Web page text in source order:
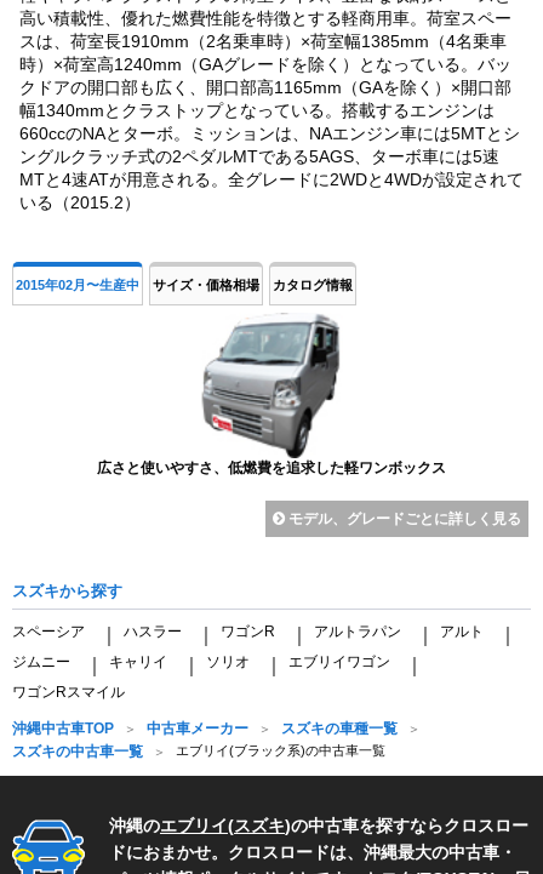
高い積載性、優れた燃費性能を特徴とする軽商用車。荷室スペー
スは、荷室長1910mm（2名乗車時）×荷室幅1385mm（4名乗車
時）×荷室高1240mm（GAグレードを除く）となっている。バッ
クドアの開口部も広く、開口部高1165mm（GAを除く）×開口部
幅1340mmとクラストップとなっている。搭載するエンジンは
660ccのNAとターボ。ミッションは、NAエンジン車には5MTとシ
ングルクラッチ式の2ペダルMTである5AGS、ターボ車には5速
MTと4速ATが用意される。全グレードに2WDと4WDが設定されて
いる（2015.2）
2015年02月〜生産中 サイズ・価格相場 カタログ情報
広さと使いやすさ、低燃費を追求した軽ワンボックス
モデル、グレードごとに詳しく見る
スズキから探す
スペーシア ハスラー ワゴンR アルトラパン アルト
ジムニー キャリイ ソリオ エブリイワゴン
ワゴンRスマイル
沖縄中古車TOP 中古車メーカー
スズキの車種一覧
スズキの中古車一覧
エブリイ(ブラック系)の中古車一覧
沖縄のエブリイ(スズキ)の中古車を探すならクロスロー
ドにおまかせ。クロスロードは、沖縄最大の中古車・